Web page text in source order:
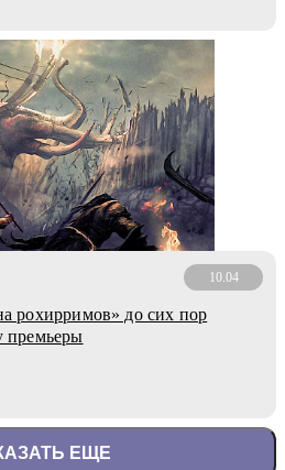
10.04
рохирримов» до сих пор
премьеры
ЕЩЕ